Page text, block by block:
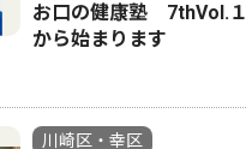
お口の健康塾 7thVol.
から始まります
川崎区・幸区